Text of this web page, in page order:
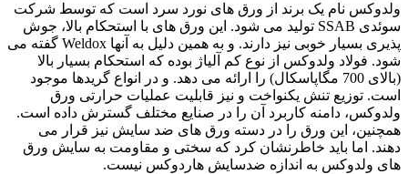
ولدوکس نام یک برند از ورق های نورد سرد است که توسط شرکت
سوئدی SSAB تولید می شود. این ورق های با استحکام بالا، جوش
پذیری بسیار خوبی نیز دارند. و به همین دلیل به آنها Weldox گفته می
شود. فولاد ولدوکس از نوع کم آلیاژ بوده که استحکام بسیار بالا
(بالای 700 مگاپاسکال) را ارائه می دهد. و در انواع گریدها موجود
است. توزیع تنش یکنواخت و نیز قابلیت عملیات حرارتی ورق
ولدوکس، دامنه کاربرد آن را در صنایع مختلف گسترش داده است.
همچنین، این ورق را در دسته ورق های ضد سایش نیز قرار می
دهند. اما باید خاطرنشان کرد که سختی و مقاومت به سایش ورق
های ولدوکس به اندازه ضدسایش هاردوکس نیست.